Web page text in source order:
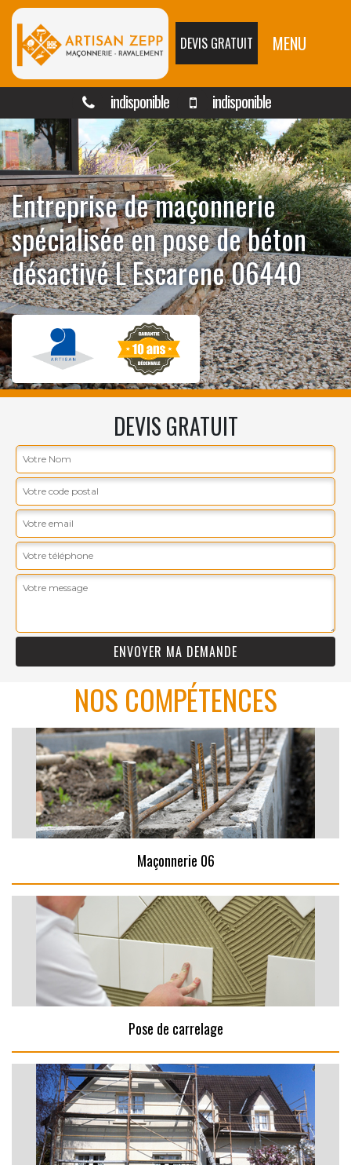
DEVIS GRATUIT MENU
indisponible indisponible
Entreprise de maçonnerie
spécialisée en pose de béton
désactivé L Escarene 06440
DEVIS GRATUIT
NOS COMPÉTENCES
Maçonnerie 06
Pose de carrelage